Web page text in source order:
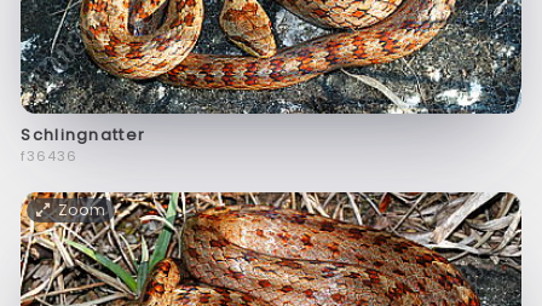
Schlingnatter
f36436
Zoom